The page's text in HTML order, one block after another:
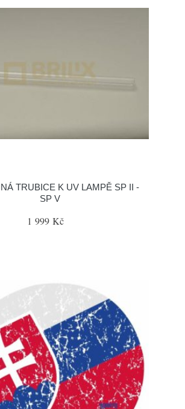
TRUBICE K UV LAMPĚ SP II -
SP V
1 999 Kč